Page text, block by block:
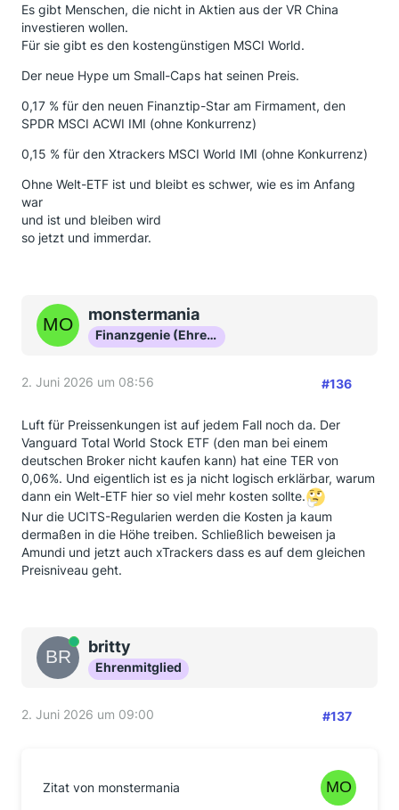
Es gibt Menschen, die nicht in Aktien aus der VR China
investieren wollen.
Für sie gibt es den kostengünstigen MSCI World.
Der neue Hype um Small-Caps hat seinen Preis.
0,17 % für den neuen Finanztip-Star am Firmament, den
SPDR MSCI ACWI IMI (ohne Konkurrenz)
0,15 % für den Xtrackers MSCI World IMI (ohne Konkurrenz)
Ohne Welt-ETF ist und bleibt es schwer, wie es im Anfang
war
und ist und bleiben wird
so jetzt und immerdar.
monstermania
Finanzgenie (Ehrenmitglied)
2. Juni 2026 um 08:56 #136
Luft für Preissenkungen ist auf jedem Fall noch da. Der
Vanguard Total World Stock ETF (den man bei einem
deutschen Broker nicht kaufen kann) hat eine TER von
0,06%. Und eigentlich ist es ja nicht logisch erklärbar, warum
dann ein Welt-ETF hier so viel mehr kosten sollte.
Nur die UCITS-Regularien werden die Kosten ja kaum
dermaßen in die Höhe treiben. Schließlich beweisen ja
Amundi und jetzt auch xTrackers dass es auf dem gleichen
Preisniveau geht.
Onlinebritty
Ehrenmitglied
2. Juni 2026 um 09:00 #137
Zitat von monstermania